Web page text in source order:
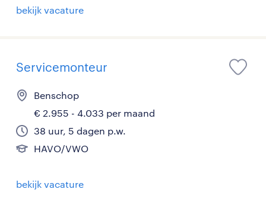
bekijk vacature
Servicemonteur
Benschop
€ 2.955 - 4.033 per maand
38 uur, 5 dagen p.w.
HAVO/VWO
bekijk vacature